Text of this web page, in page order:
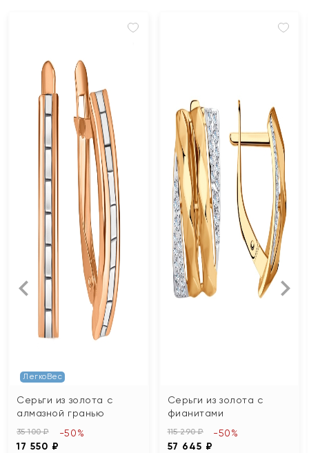
ЛегкоВес
Серьги из золота с
алмазной гранью
35 100 ₽
17 550 ₽
-50%
Серьги из золота с
фианитами
115 290 ₽
57 645 ₽
-50%